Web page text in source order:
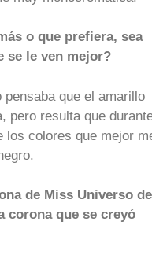
o que prefiera, sea
se le ven mejor?
que el amarillo
pero resulta que
los colores que mejor
de Miss Universo de
corona que se creyó